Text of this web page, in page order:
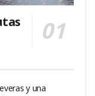
y una